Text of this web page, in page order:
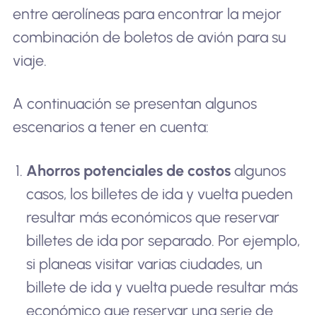
entre aerolíneas para encontrar la mejor
combinación de boletos de avión para su
viaje.
A continuación se presentan algunos
escenarios a tener en cuenta:
Ahorros potenciales de costos algunos
casos, los billetes de ida y vuelta pueden
resultar más económicos que reservar
billetes de ida por separado. Por ejemplo,
si planeas visitar varias ciudades, un
billete de ida y vuelta puede resultar más
económico que reservar una serie de